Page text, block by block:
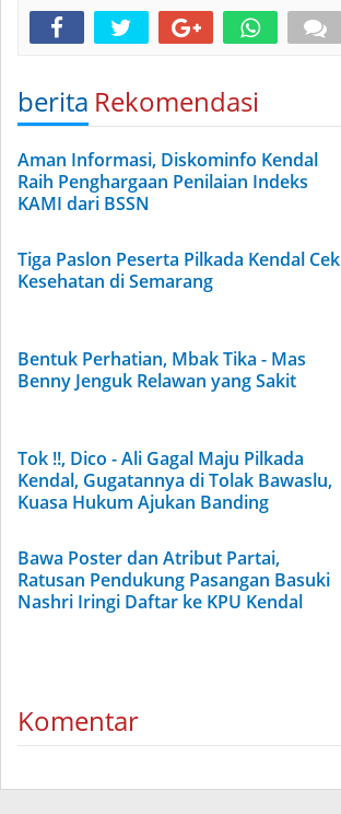
berita Rekomendasi
Aman Informasi, Diskominfo Kendal
Raih Penghargaan Penilaian Indeks
KAMI dari BSSN
Tiga Paslon Peserta Pilkada Kendal Cek
Kesehatan di Semarang
Bentuk Perhatian, Mbak Tika - Mas
Benny Jenguk Relawan yang Sakit
Tok !!, Dico - Ali Gagal Maju Pilkada
Kendal, Gugatannya di Tolak Bawaslu,
Kuasa Hukum Ajukan Banding
Bawa Poster dan Atribut Partai,
Ratusan Pendukung Pasangan Basuki
Nashri Iringi Daftar ke KPU Kendal
Komentar